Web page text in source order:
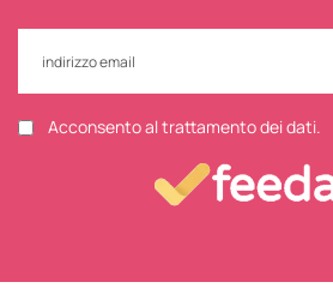
Acconsento al trattamento dei dati.